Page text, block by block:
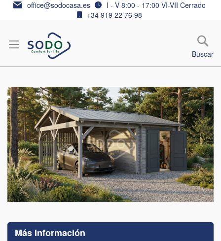
Ir
office@sodocasa.es
I - V 8:00 - 17:00 VI-VII Cerrado
+34 919 22 76 98
Buscar
Saltar
al
final
de
la
galería
de
imágenes
comienzo
Más Información